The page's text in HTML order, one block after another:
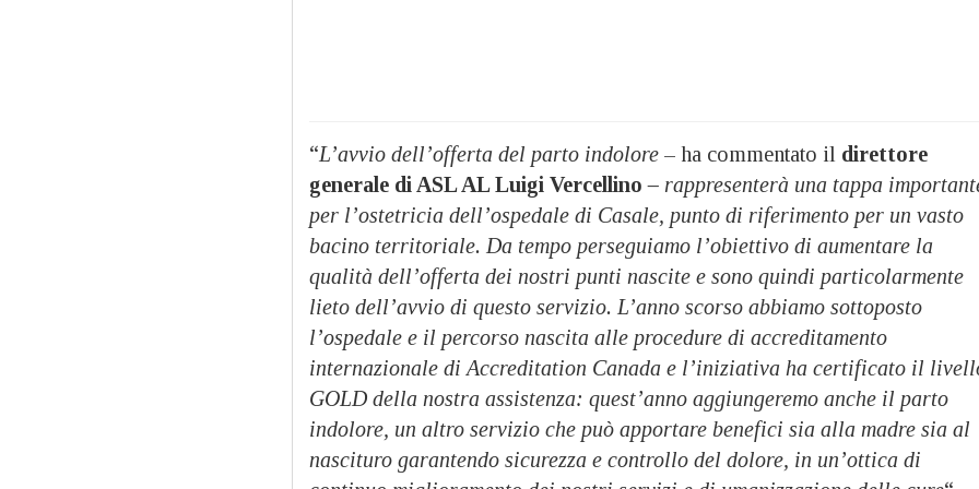
“L’avvio dell’offerta del parto indolore – ha commentato il direttore
generale di ASL AL Luigi Vercellino– rappresenterà una tappa
per l’ostetricia dell’ospedale di Casale, punto di riferimento per un vasto
bacino territoriale. Da tempo perseguiamo l’obiettivo di aumentare la
qualità dell’offerta dei nostri punti nascite e sono quindi particolarmente
lieto dell’avvio di questo servizio. L’anno scorso abbiamo sottoposto
l’ospedale e il percorso nascita alle procedure di accreditamento
internazionale di Accreditation Canada e l’iniziativa ha certificato il
GOLD della nostra assistenza: quest’anno aggiungeremo anche il parto
indolore, un altro servizio che può apportare benefici sia alla madre sia al
nascituro garantendo sicurezza e controllo del dolore, in un’ottica di